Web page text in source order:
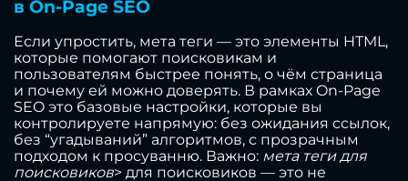
в On-Page SEO
Если упростить, мета теги — это элементы HTML,
которые помогают поисковикам и
пользователям быстрее понять, о чём страница
и почему ей можно доверять. В рамках On-Page
SEO это базовые настройки, которые вы
контролируете напрямую: без ожидания ссылок,
без “угадываний” алгоритмов, с прозрачным
подходом к просуванню. Важно: мета теги для
поисковиков> для поисковиков — это не